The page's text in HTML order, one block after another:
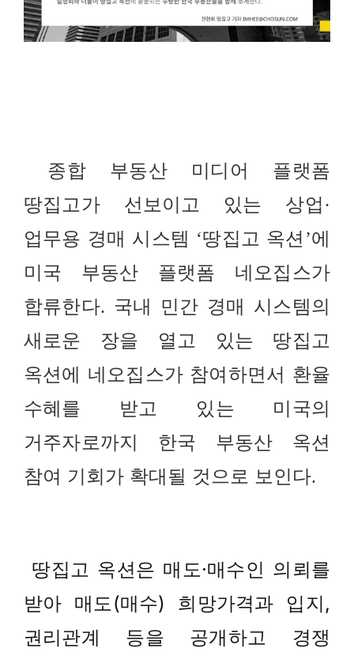
종합 부동산 미디어 플랫폼
땅집고가 선보이고 있는 상업·
업무용 경매 시스템 ‘땅집고 옥션’에
미국 부동산 플랫폼 네오집스가
합류한다. 국내 민간 경매 시스템의
새로운 장을 열고 있는 땅집고
옥션에 네오집스가 참여하면서 환율
수혜를 받고 있는 미국의
거주자로까지 한국 부동산 옥션
참여 기회가 확대될 것으로 보인다.
땅집고 옥션은 매도·매수인 의뢰를
받아 매도(매수) 희망가격과 입지,
권리관계 등을 공개하고 경쟁